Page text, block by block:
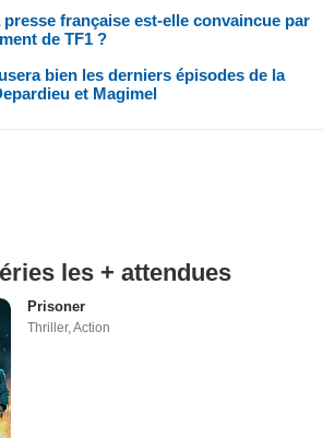
française est-elle convaincue par
de TF1 ?
bien les derniers épisodes de la
et Magimel
les + attendues
Prisoner
Thriller,Action